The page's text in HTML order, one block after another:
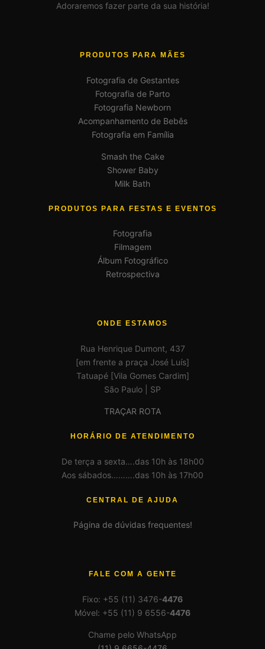
Adoraremos fazer parte da sua história!
PRODUTOS PARA MÃES
Fotografia de Gestantes
Fotografia de Parto
Fotografia Newborn
Acompanhamento de Bebês
Fotografia em Família
Smash the Cake
Shower Baby
Milk Bath
PRODUTOS PARA FESTAS E EVENTOS
Fotografia
Filmagem
Álbum Fotográfico
Retrospectiva
ONDE ESTAMOS
Rua Henrique Dumont, 437
[em frente a praça José Luís]
Tatuapé [Vila Gomes Cardim]
São Paulo | SP
TRAÇAR ROTA
HORÁRIO DE ATENDIMENTO
De terça a sexta….das 10h às 18h00
Aos sábados……….das 10h às 17h00
CENTRAL DE AJUDA
Página de dúvidas frequentes!
FALE COM A GENTE
Fixo: +55 (11) 3476-4476
Móvel: +55 (11) 9 6556-4476
Chame pelo WhatsApp